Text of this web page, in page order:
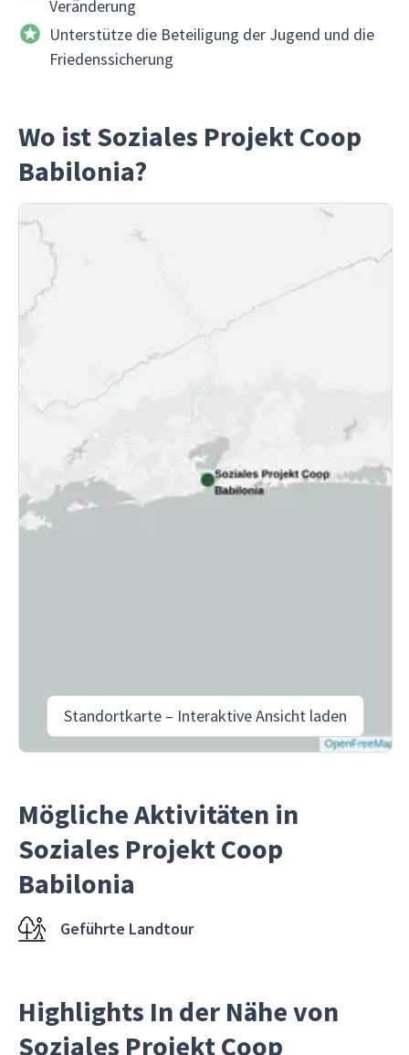
Veränderung
Unterstütze die Beteiligung der Jugend und die
Friedenssicherung
Wo ist Soziales Projekt Coop
Babilonia?
Standortkarte – Interaktive Ansicht laden
Mögliche Aktivitäten in
Soziales Projekt Coop
Babilonia
Geführte Landtour
Highlights In der Nähe von
Soziales Projekt Coop